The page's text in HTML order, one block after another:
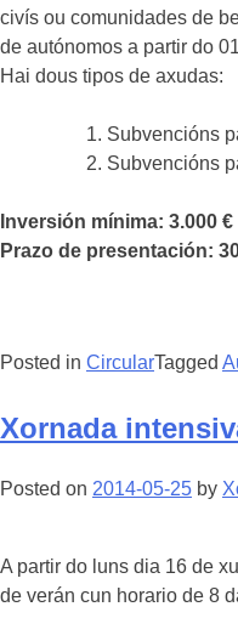
civís ou comunidades de
de autónomos a partir do
Hai dous tipos de axudas:
Subvencións
Subvencións
Inversión mínima: 3.000 €
Prazo de presentación:
Posted in CircularTagged
Xornada
Posted on 2014-05-25 by
A partir do luns dia 16 de
de verán cun horario de 8